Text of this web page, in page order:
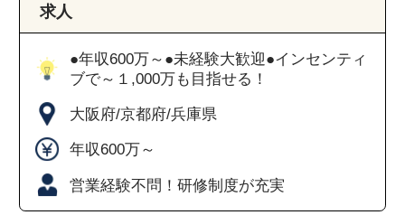
求人
●年収600万～●未経験大歓迎●インセンティ
ブで～１,000万も目指せる！
大阪府/京都府/兵庫県
年収600万～
営業経験不問！研修制度が充実